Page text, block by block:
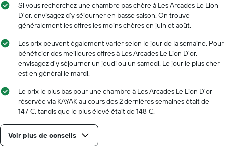
Si vous recherchez une chambre pas chère à Les Arcades Le Lion
D'or, envisagez d’y séjourner en basse saison. On trouve
généralement les offres les moins chères en juin et août.
Les prix peuvent également varier selon le jour de la semaine. Pour
bénéficier des meilleures offres à Les Arcades Le Lion D'or,
envisagez d’y séjourner un jeudi ou un samedi. Le jour le plus cher
est en général le mardi.
Le prix le plus bas pour une chambre à Les Arcades Le Lion D'or
réservée via KAYAK au cours des 2 dernières semaines était de
147 €, tandis que le plus élevé était de 148 €.
Voir plus de conseils